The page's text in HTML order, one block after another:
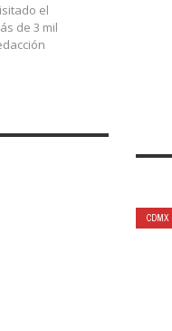
el
de 3 mil
CDMX